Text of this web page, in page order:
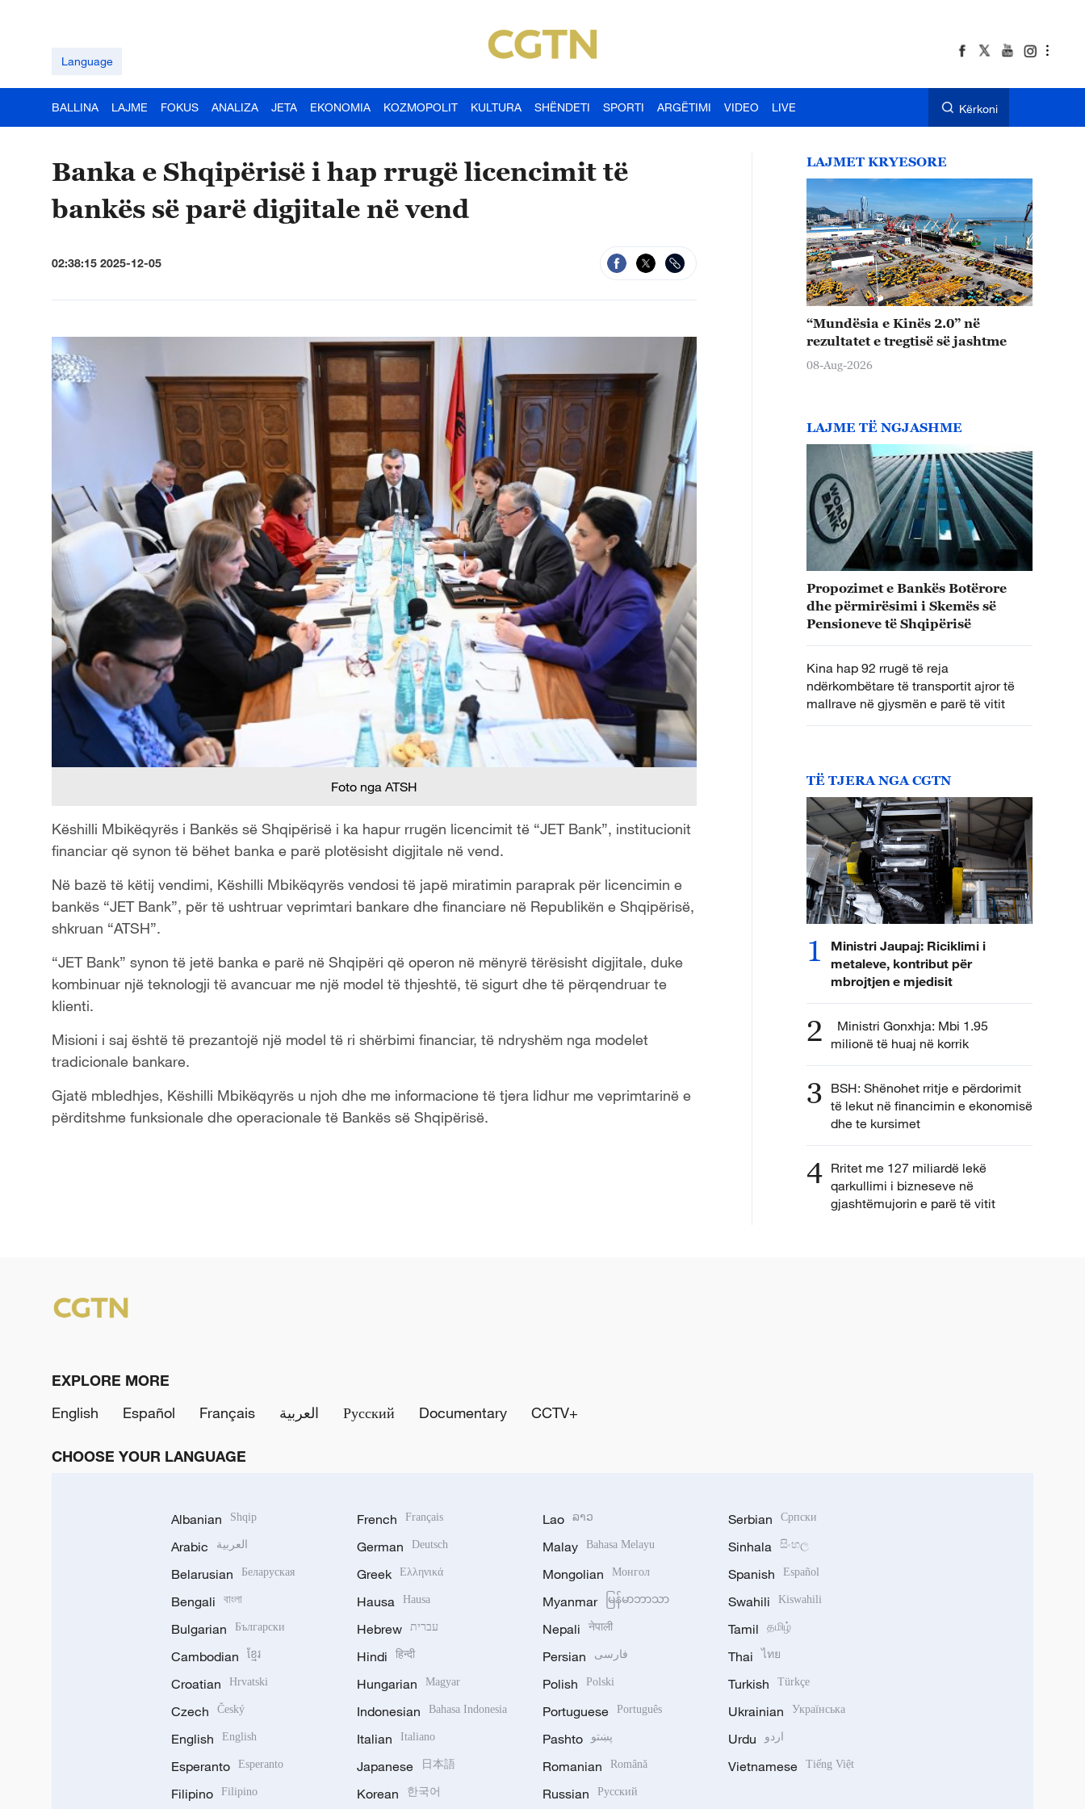
Language
BALLINA LAJME FOKUS ANALIZA JETA EKONOMIA KOZMOPOLIT KULTURA SHËNDETI SPORTI ARGËTIMI VIDEO LIVE Kërkoni
Banka e Shqipërisë i hap rrugë licencimit të
bankës së parë digjitale në vend
02:38:15 2025-12-05
Foto nga ATSH
Këshilli Mbikëqyrës i Bankës së Shqipërisë i ka hapur rrugën licencimit të “JET Bank”, institucionit
financiar që synon të bëhet banka e parë plotësisht digjitale në vend.
Në bazë të këtij vendimi, Këshilli Mbikëqyrës vendosi të japë miratimin paraprak për licencimin e
bankës “JET Bank”, për të ushtruar veprimtari bankare dhe financiare në Republikën e Shqipërisë,
shkruan “ATSH”.
“JET Bank” synon të jetë banka e parë në Shqipëri që operon në mënyrë tërësisht digjitale, duke
kombinuar një teknologji të avancuar me një model të thjeshtë, të sigurt dhe të përqendruar te
klienti.
Misioni i saj është të prezantojë një model të ri shërbimi financiar, të ndryshëm nga modelet
tradicionale bankare.
Gjatë mbledhjes, Këshilli Mbikëqyrës u njoh dhe me informacione të tjera lidhur me veprimtarinë e
përditshme funksionale dhe operacionale të Bankës së Shqipërisë.
LAJMET KRYESORE
“Mundësia e Kinës 2.0” në
rezultatet e tregtisë së jashtme
08-Aug-2026
LAJME TË NGJASHME
Propozimet e Bankës Botërore
dhe përmirësimi i Skemës së
Pensioneve të Shqipërisë
Kina hap 92 rrugë të reja
ndërkombëtare të transportit ajror të
mallrave në gjysmën e parë të vitit
TË TJERA NGA CGTN
1
Ministri Jaupaj: Riciklimi i
metaleve, kontribut për
mbrojtjen e mjedisit
2
Ministri Gonxhja: Mbi 1.95
milionë të huaj në korrik
3 BSH: Shënohet rritje e përdorimit
të lekut në financimin e ekonomisë
dhe te kursimet
4 Rritet me 127 miliardë lekë
qarkullimi i bizneseve në
gjashtëmujorin e parë të vitit
EXPLORE MORE
English
Español Français العربية Русский Documentary CCTV+
CHOOSE YOUR LANGUAGE
Albanian Shqip
Arabic العربية
Belarusian Беларуская
Bengali বাংলা
Bulgarian Български
Cambodian ខ្មែរ
Croatian Hrvatski
Czech Český
English English
Esperanto Esperanto
Filipino Filipino
French Français
German Deutsch
Greek Ελληνικά
Hausa Hausa
Hebrew עברית
Hindi हिन्दी
Hungarian Magyar
Indonesian Bahasa Indonesia
Italian Italiano
Japanese 日本語
Korean 한국어
Lao ລາວ
Malay Bahasa Melayu
Mongolian Монгол
Myanmar မြန်မာဘာသာ
Nepali नेपाली
Persian فارسی
Polish Polski
Portuguese Português
Pashto پښتو
Romanian Română
Russian Русский
Serbian Српски
Sinhala සිංහල
Spanish Español
Swahili Kiswahili
Tamil தமிழ்
Thai ไทย
Turkish Türkçe
Ukrainian Українська
Urdu اردو
Vietnamese Tiếng Việt